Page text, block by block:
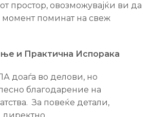
простор, овозможувајќи ви да
момент поминат на свеж
и Практична Испорака
доаѓа во делови, но
благодарение на
За повеќе детали,